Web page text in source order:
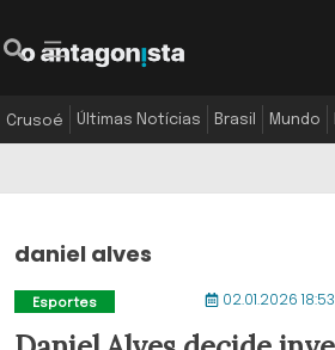
Crusoé Últimas Notícias Brasil Mundo
daniel alves
Esportes 02.01.2026 18:53